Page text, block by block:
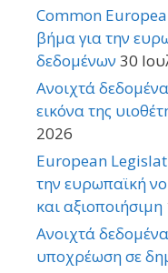
Common
βήμα για την
δεδομένων 30
Ανοιχτά
εικόνα της
2026
European
την ευρωπαϊκή
και αξιοποιήσιμη
Ανοιχτά
υποχρέωση σε